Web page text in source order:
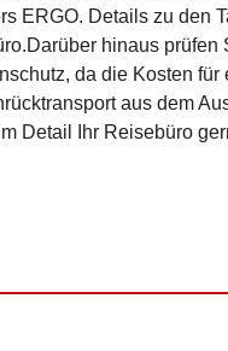
ERGO. Details zu den
hinaus
da die Kosten
aus dem
Detail Ihr Reisebüro